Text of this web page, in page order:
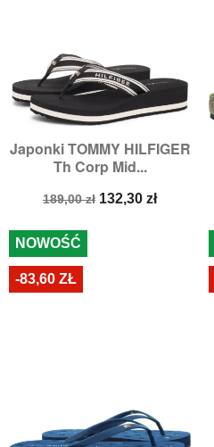
Japonki TOMMY HILFIGER
Th Corp Mid...
Cena
189,00 zł Cena
132,30 zł
NOWOŚĆ
-83,60 ZŁ